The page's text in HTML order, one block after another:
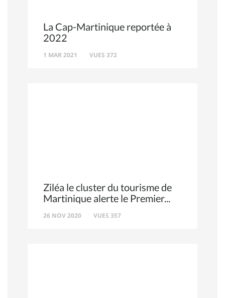
La Cap-Martinique reportée à
2022
1 MAR 2021 VUES 372
Ziléa le cluster du tourisme de
Martinique alerte le Premier
26 NOV 2020 VUES 357